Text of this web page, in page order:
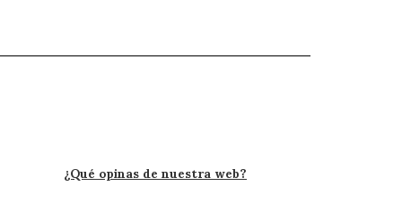
¿Qué opinas de nuestra web?